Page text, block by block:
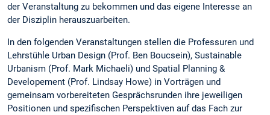
der Veranstaltung zu bekommen und das eigene Interesse an
der Disziplin herauszuarbeiten.
In den folgenden Veranstaltungen stellen die Professuren und
Lehrstühle Urban Design (Prof. Ben Boucsein), Sustainable
Urbanism (Prof. Mark Michaeli) und Spatial Planning &
Developement (Prof. Lindsay Howe) in Vorträgen und
gemeinsam vorbereiteten Gesprächsrunden ihre jeweiligen
Positionen und spezifischen Perspektiven auf das Fach zur